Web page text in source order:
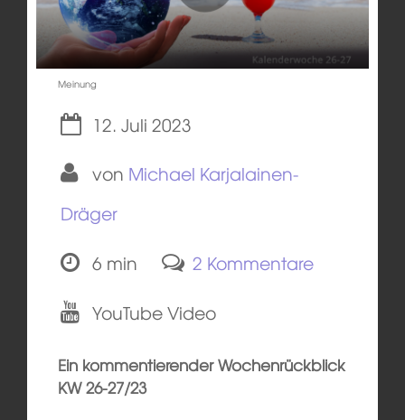
Meinung
12. Juli 2023
von Michael Karjalainen-
Dräger
6 min
2 Kommentare
YouTube Video
Ein kommentierender Wochenrückblick
KW 26-27/23